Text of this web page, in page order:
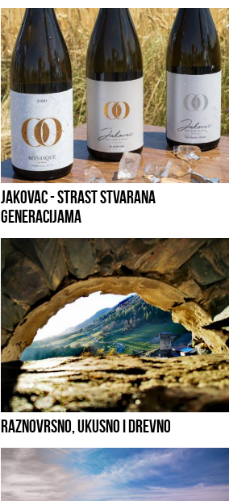
JAKOVAC - STRAST STVARANA
GENERACIJAMA
RAZNOVRSNO, UKUSNO I DREVNO